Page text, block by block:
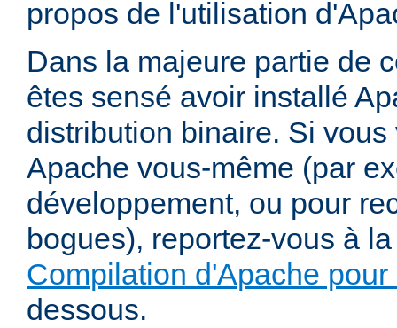
propos de l'utilisation
Dans la majeure partie de
êtes sensé avoir installé
distribution binaire. Si
Apache vous-même (par
développement, ou pour
bogues), reportez-vous à
Compilation d'Apache
dessous.